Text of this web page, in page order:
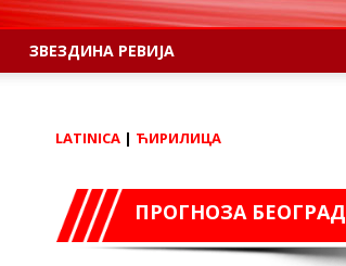
ЗВЕЗДИНА РЕВИЈА
LATINICA | ЋИРИЛИЦА
ПРОГНОЗА БЕОГРАД